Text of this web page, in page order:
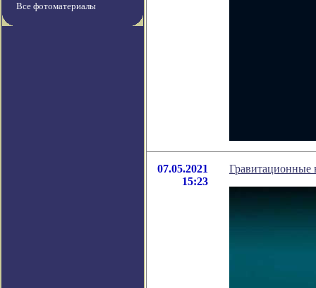
Все фотоматериалы
07.05.2021
15:23
Гравитационные